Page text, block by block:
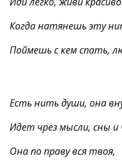
Когда натянешь эту
Поймешь с кем спать,
Есть нить души, она
Идет чрез мысли, сны и
Она по праву вся твоя,